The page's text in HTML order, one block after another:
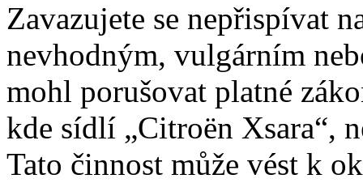
Zavazujete se nepřispívat
nevhodným, vulgárním
mohl porušovat platné
kde sídlí „Citroën Xsara“,
Tato činnost může vést k